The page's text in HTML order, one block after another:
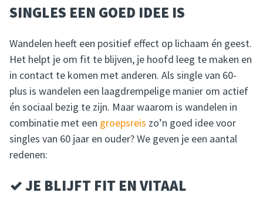
SINGLES EEN GOED IDEE IS
Wandelen heeft een positief effect op lichaam én geest.
Het helpt je om fit te blijven, je hoofd leeg te maken en
in contact te komen met anderen. Als single van 60-
plus is wandelen een laagdrempelige manier om actief
én sociaal bezig te zijn. Maar waarom is wandelen in
combinatie met een groepsreis zo’n goed idee voor
singles van 60 jaar en ouder? We geven je een aantal
redenen:
✓ JE BLIJFT FIT EN VITAAL